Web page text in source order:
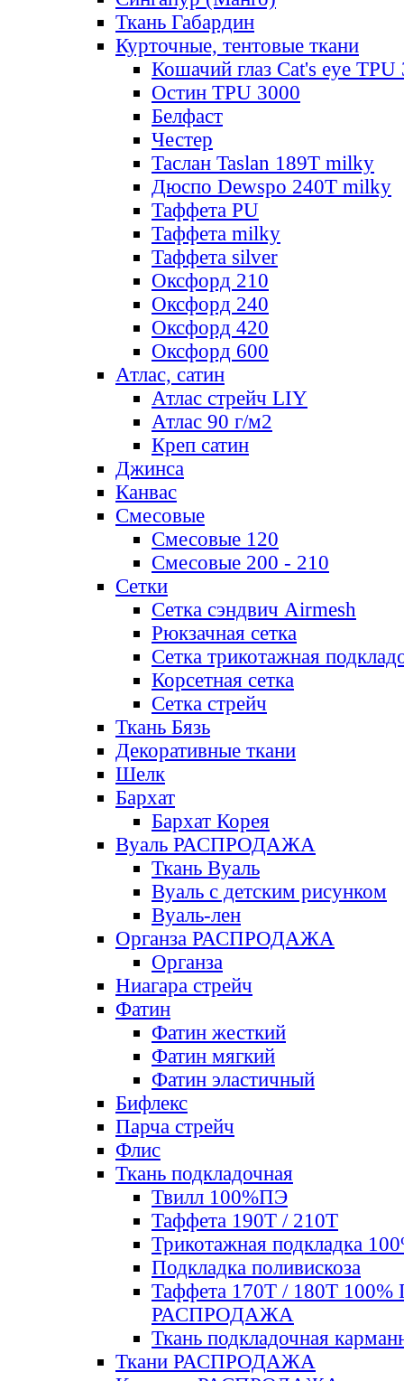
Ткань Габардин
Курточные, тентовые ткани
Кошачий глаз Cat's eye TPU
Остин TPU 3000
Белфаст
Честер
Таслан Taslan 189T milky
Дюспо Dewspo 240T milky
Таффета PU
Таффета milky
Таффета silver
Оксфорд 210
Оксфорд 240
Оксфорд 420
Оксфорд 600
Атлас, сатин
Атлас стрейч LIY
Атлас 90 г/м2
Креп сатин
Джинса
Канвас
Смесовые
Смесовые 120
Смесовые 200 - 210
Сетки
Сетка сэндвич Airmesh
Рюкзачная сетка
Сетка трикотажная
Корсетная сетка
Сетка стрейч
Ткань Бязь
Декоративные ткани
Шелк
Бархат
Бархат Корея
Вуаль РАСПРОДАЖА
Ткань Вуаль
Вуаль с детским рисунком
Вуаль-лен
Органза РАСПРОДАЖА
Органза
Ниагара стрейч
Фатин
Фатин жесткий
Фатин мягкий
Фатин элаcтичный
Бифлекс
Парча стрейч
Флис
Ткань подкладочная
Твилл 100%ПЭ
Таффета 190Т / 210Т
Трикотажная подкладка
Подкладка поливискоза
Таффета 170Т / 180Т 100%
РАСПРОДАЖА
Ткань подкладочная
Ткани РАСПРОДАЖА